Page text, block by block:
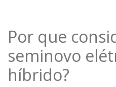
Por que
seminovo
híbrido?